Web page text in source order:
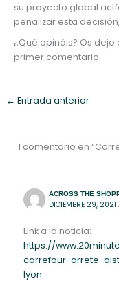
su proyecto global
penalizar esta
¿Qué opináis? Os
primer comentario.
← Entrada anterior
1 comentario en
ACROSS THE
DICIEMBRE 29, 2021
Link a la noticia:
https://
carrefour-arrete-
lyon